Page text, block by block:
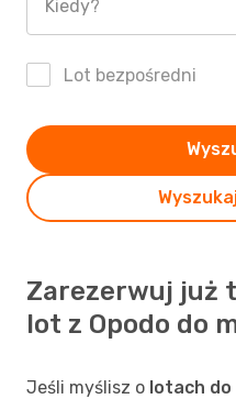
Kiedy?
Lot bezpośredni
Zarezerwuj już
lot z Opodo do
Jeśli myślisz o lotach do